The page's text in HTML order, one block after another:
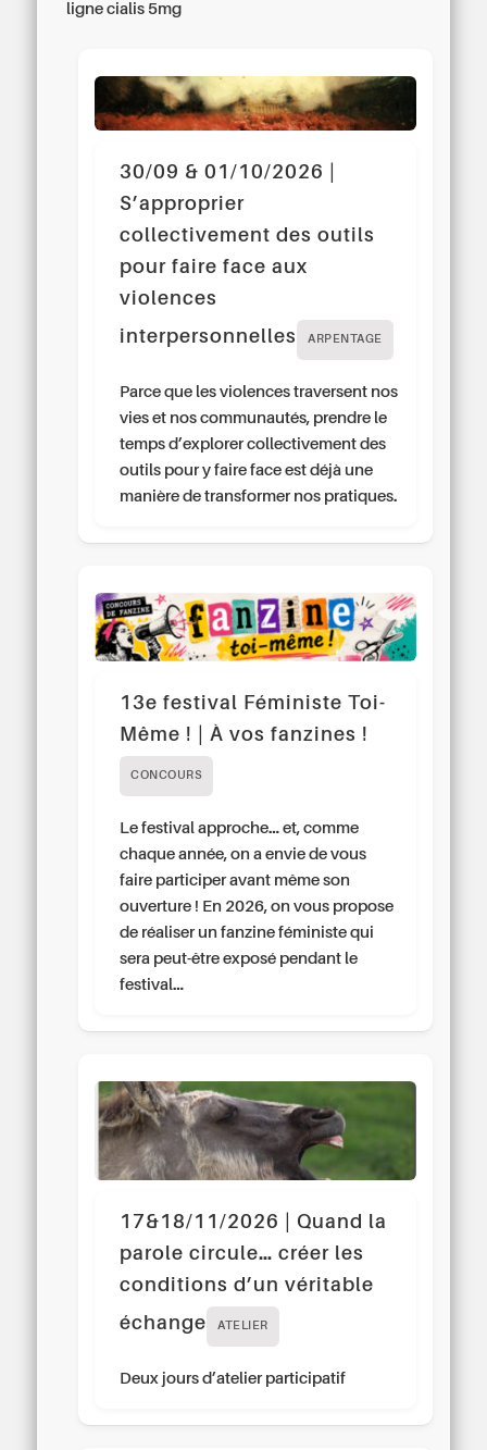
ligne cialis 5mg
30/09 & 01/10/2026 |
S’approprier
collectivement des outils
pour faire face aux
violences
interpersonnelles
ARPENTAGE
Parce que les violences traversent nos
vies et nos communautés, prendre le
temps d’explorer collectivement des
outils pour y faire face est déjà une
manière de transformer nos pratiques.
13e festival Féministe Toi-
Même ! | À vos fanzines !
CONCOURS
Le festival approche… et, comme
chaque année, on a envie de vous
faire participer avant même son
ouverture ! En 2026, on vous propose
de réaliser un fanzine féministe qui
sera peut-être exposé pendant le
festival…
17&18/11/2026 | Quand la
parole circule… créer les
conditions d’un véritable
échange
ATELIER
Deux jours d’atelier participatif